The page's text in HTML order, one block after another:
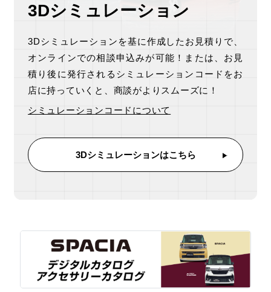
3Dシミュレーション
3Dシミュレーションを基に作成したお見積りで、
オンラインでの相談申込みが可能！ または、お見
積り後に発行されるシミュレーションコードをお
店に持っていくと、 商談がよりスムーズに！
シミュレーションコードについて
3Dシミュレーションはこちら